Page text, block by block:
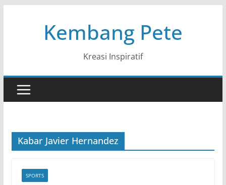
Kembang Pete
Kreasi Inspiratif
Kabar Javier Hernandez
SPORTS